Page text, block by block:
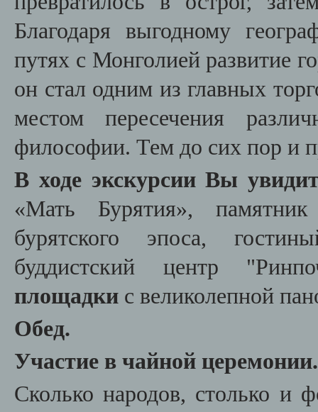
Благодаря выгодному
путях с Монголией развитие
он стал одним из главных
местом пересечения
философии. Тем до сих пор и
В ходе экскурсии Вы
«Мать Бурятия»,
бурятского эпоса,
буддистский центр
площадки с великолепной
Обед.
Участие в чайной церемонии.
Сколько народов, столько и